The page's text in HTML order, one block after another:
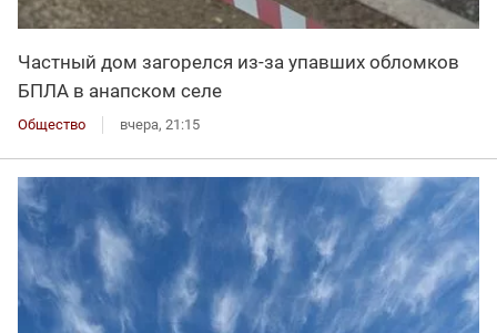
Частный дом загорелся из-за упавших обломков
БПЛА в анапском селе
Общество вчера, 21:15